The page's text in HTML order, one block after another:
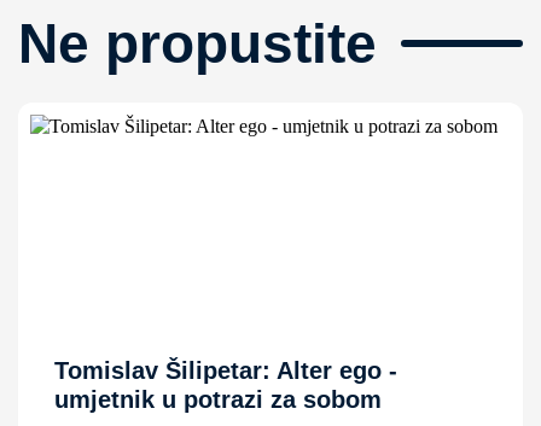
Ne propustite
Tomislav Šilipetar: Alter ego -
umjetnik u potrazi za sobom